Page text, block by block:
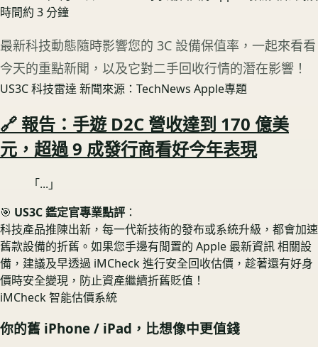
時間約 3分鐘
最新科技動態隨時影響您的 3C 設備保值率，一起來看看
今天的重點新聞，以及它對二手回收行情的潛在影響！
US3C 科技雷達 新聞來源：TechNews Apple專題
🔗 報告：手遊 D2C 營收達到 170 億美
元，超過 9 成發行商看好今年表現
「...」
🎯 US3C 鑑定官專業點評 ：
科技產品推陳出新，每一代新技術的發布或系統升級，都會加速
舊款設備的折舊。如果您手邊有閒置的 Apple 最新資訊 相關設
備，建議及早透過 iMCheck 進行安全回收估價，趁著還有好身
價時安全變現，防止資產繼續折舊貶值！
iMCheck 智能估價系統
你的舊 iPhone / iPad ，比想像中更值錢